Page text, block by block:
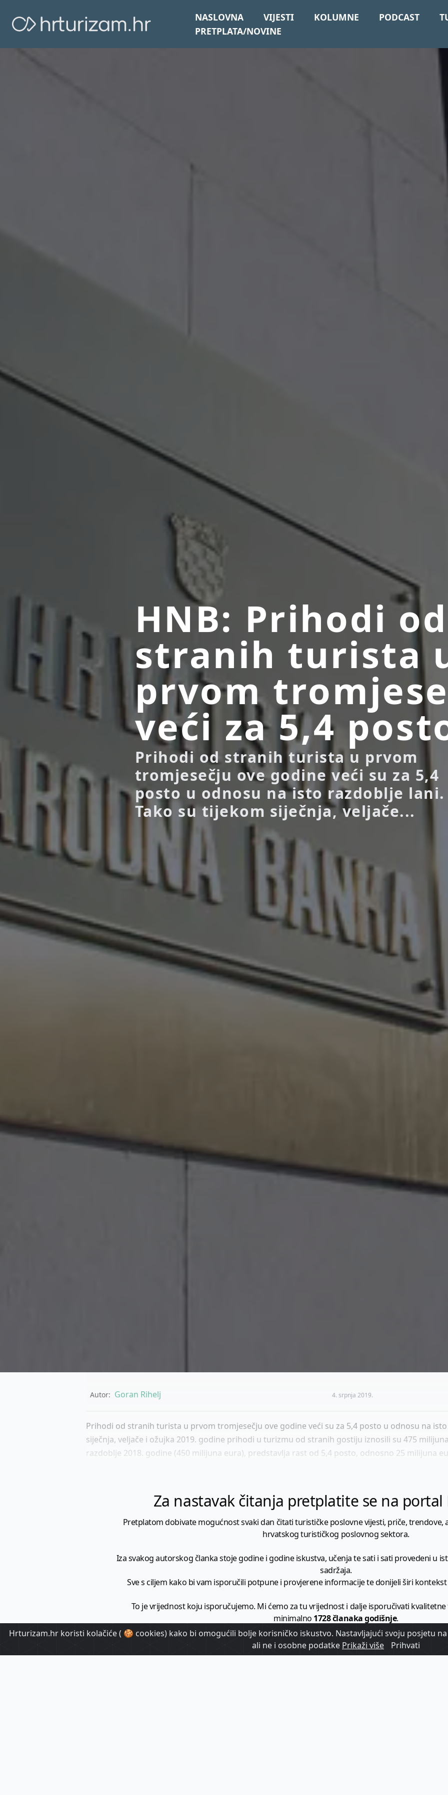
NASLOVNA VIJESTI KOLUMNE PODCAST
PRETPLATA/NOVINE
HNB: Prihodi od
stranih turista
prvom
veći za 5,4
Prihodi od stranih turista u prvom
tromjesečju ove godine veći su za 5,4
posto u odnosu na isto razdoblje lani.
Tako su tijekom siječnja, veljače...
Autor: Goran Rihelj 4. srpnja 2019.
Prihodi od stranih turista u prvom tromjesečju ove godine veći su za 5,4 posto u odnosu na
siječnja, veljače i ožujka 2019. godine prihodi u turizmu od stranih gostiju iznosili su 475
razdoblje 2018. godine (450 milijuna eura), predstavlja rast od 5,4 posto, odnosno 25 milijuna
Za nastavak čitanja pretplatite se na
Pretplatom dobivate mogućnost svaki dan čitati turističke poslovne vijesti, priče, trendove,
hrvatskog turističkog poslovnog sektora.
Iza svakog autorskog članka stoje godine i godine iskustva, učenja te sati i sati provedeni u
sadržaja.
Sve s ciljem kako bi vam isporučili potpune i provjerene informacije te donijeli širi
To je vrijednost koju isporučujemo. Mi ćemo za tu vrijednost i dalje isporučivati
minimalno 1728 članaka godišnje.
HrTurizam - vaš izvor informacija iz poslovnog svijeta hrvatskog
Hrturizam.hr koristi kolačiće ( 🍪 cookies) kako bi omogućili bolje korisničko iskustvo. Nastavljajući svoju posjetu
ali ne i osobne podatke Prikaži više Prihvati